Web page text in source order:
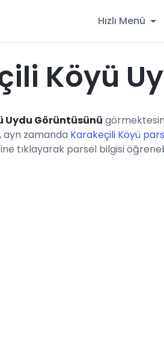
Hızlı Menü
Köyü
Uydu Görüntüsünü
ayn zamanda Karakeçili Köyü
tıklayarak parsel bilgisi